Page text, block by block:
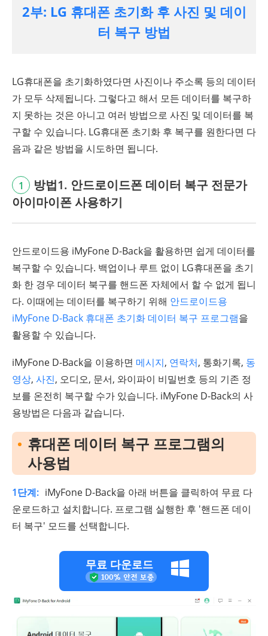
2부: LG 휴대폰 초기화 후 사진 및 데이
터 복구 방법
LG휴대폰을 초기화하였다면 사진이나 주소록 등의 데이터
가 모두 삭제됩니다. 그렇다고 해서 모든 데이터를 복구하
지 못하는 것은 아니고 여러 방법으로 사진 및 데이터를 복
구할 수 있습니다. LG휴대폰 초기화 후 복구를 원한다면 다
음과 같은 방법을 시도하면 됩니다.
1
방법1. 안드로이드폰 데이터 복구 전문가
아이마이폰 사용하기
안드로이드용 iMyFone D-Back을 활용하면 쉽게 데이터를
복구할 수 있습니다. 백업이나 루트 없이 LG휴대폰을 초기
화 한 경우 데이터 북구를 핸드폰 자체에서 할 수 없게 됩니
다. 이때에는 데이터를 복구하기 위해 안드로이드용
iMyFone D-Back 휴대폰 초기화 데이터 복구 프로그램을
활용할 수 있습니다.
iMyFone D-Back을 이용하면 메시지, 연락처, 통화기록, 동
영상, 사진, 오디오, 문서, 와이파이 비밀번호 등의 기존 정
보를 온전히 복구할 수가 있습니다. iMyFone D-Back의 사
용방법은 다음과 같습니다.
휴대폰 데이터 복구 프로그램의
사용법
1단계: iMyFone D-Back을 아래 버튼을 클릭하여 무료 다
운로드하고 설치합니다. 프로그램 실행한 후 '핸드폰 데이
터 복구' 모드를 선택합니다.
무료 다운로드